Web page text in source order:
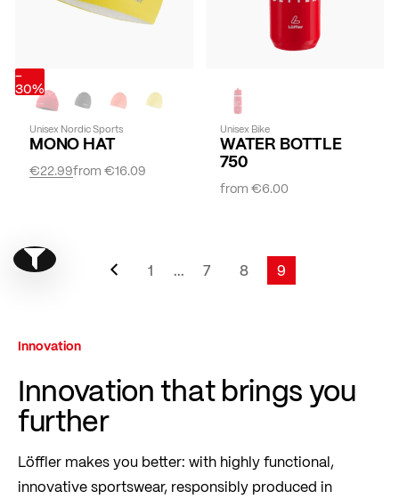
-
30%
Unisex Nordic Sports
MONO HAT
from€16.09
€22.99
Unisex Bike
WATER BOTTLE
750
from€6.00
Page Page
Previous
Page
1 ... Page
7 Page
8 You're currently
9
Show filter
Innovation
Innovation that brings you
further
Löffler makes you better: with highly functional,
innovative sportswear, responsibly produced in